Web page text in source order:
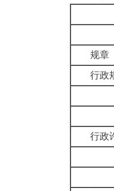
规章
行政
行政